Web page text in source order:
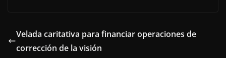
Velada caritativa para financiar operaciones de
corrección de la visión